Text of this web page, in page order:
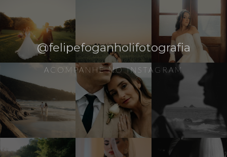
@felipefoganholifotografia
ACOMPANHE NO INSTAGRAM